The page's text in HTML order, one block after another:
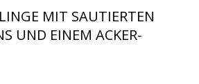
MIT SAUTIERTEN
UND EINEM ACKER-